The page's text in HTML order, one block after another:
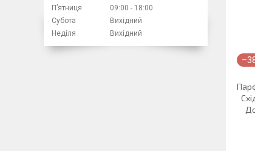
Пʼятниця
09:00
18:00
Субота
Вихідний
Неділя
Вихідний